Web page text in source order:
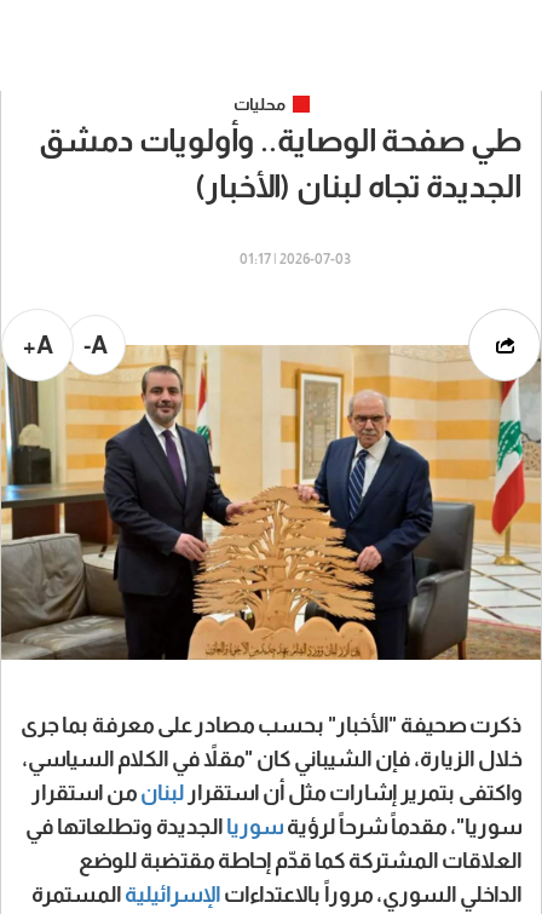
محليات
طي صفحة الوصاية.. وأولويات دمشق
الجديدة تجاه لبنان (الأخبار)
2026-07-03 | 01:17
A-
A+
ذكرت صحيفة "الأخبار" بحسب مصادر على معرفة بما جرى
خلال الزيارة، فإن الشيباني كان "مقلاً في الكلام السياسي،
واكتفى بتمرير إشارات مثل أن استقرار لبنان من استقرار
سوريا"، مقدماً شرحاً لرؤية سوريا الجديدة وتطلعاتها في
العلاقات المشتركة كما قدّم إحاطة مقتضبة للوضع
الداخلي السوري، مروراً بالاعتداءات الإسرائيلية المستمرة